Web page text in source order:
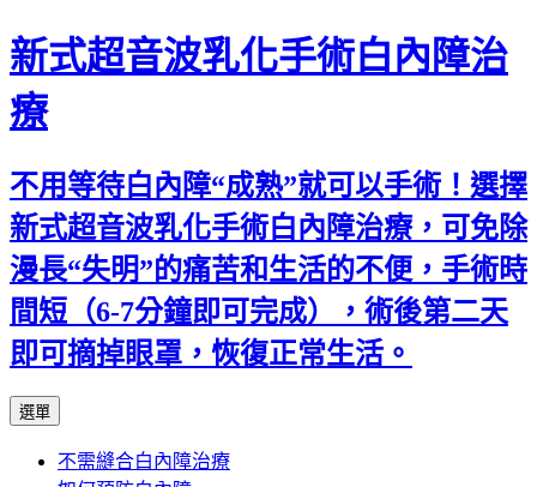
新式超音波乳化手術白內障治
療
不用等待白內障“成熟”就可以手術！選擇
新式超音波乳化手術白內障治療，可免除
漫長“失明”的痛苦和生活的不便，手術時
間短（6-7分鐘即可完成），術後第二天
即可摘掉眼罩，恢復正常生活。
選單
主
不需縫合白內障治療